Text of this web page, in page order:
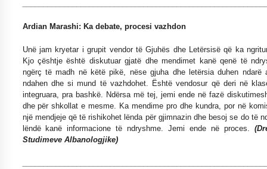
Ardian Marashi: Ka debate, procesi vazhdon
Unë jam kryetar i grupit vendor të Gjuhës dhe Letërsisë që ka
Kjo çështje është diskutuar gjatë dhe mendimet kanë qenë të
ngërç të madh në këtë pikë, nëse gjuha dhe letërsia duhen ndarë
ndahen dhe si mund të vazhdohet. Është vendosur që deri në
integruara, pra bashkë. Ndërsa më tej, jemi ende në fazë
dhe për shkollat e mesme. Ka mendime pro dhe kundra, por në
një mendjeje që të rishikohet lënda për gjimnazin dhe besoj se do të
lëndë kanë informacione të ndryshme. Jemi ende në proces.
Studimeve Albanologjike)